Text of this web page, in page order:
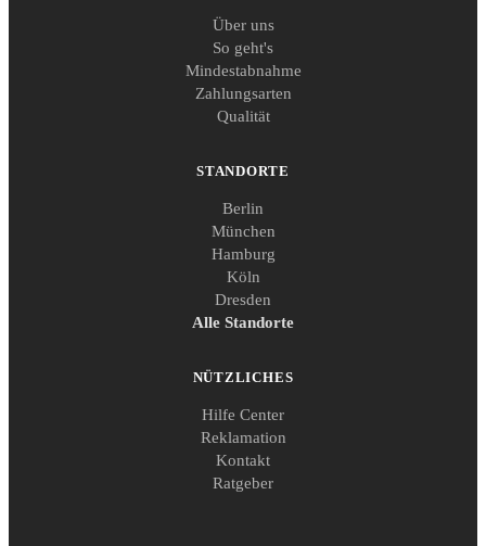
Über uns
So geht's
Mindestabnahme
Zahlungsarten
Qualität
STANDORTE
Berlin
München
Hamburg
Köln
Dresden
Alle Standorte
NÜTZLICHES
Hilfe Center
Reklamation
Kontakt
Ratgeber